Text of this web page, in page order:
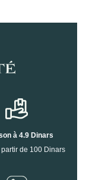
à 4.9 Dinars
de 100 Dinars